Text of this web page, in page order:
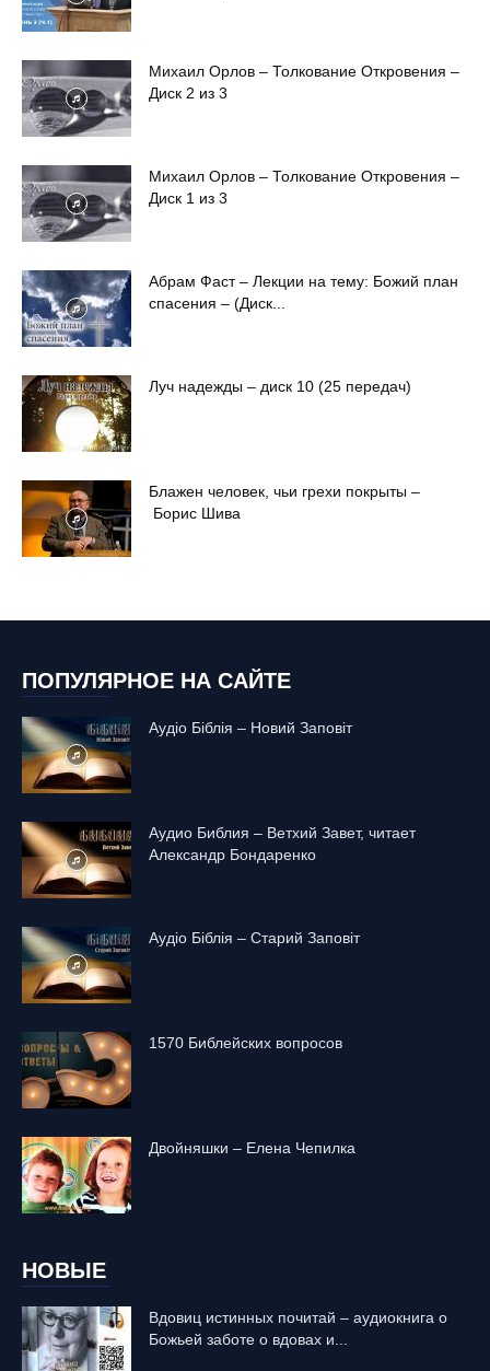
Михаил Орлов – Толкование Откровения –
Диск 2 из 3
Михаил Орлов – Толкование Откровения –
Диск 1 из 3
Абрам Фаст – Лекции на тему: Божий план
спасения – (Диск...
Луч надежды – диск 10 (25 передач)
Блажен человек, чьи грехи покрыты –
Борис Шива
ПОПУЛЯРНОЕ НА САЙТЕ
Аудіо Біблія – Новий Заповіт
Аудио Библия – Ветхий Завет, читает
Александр Бондаренко
Аудіо Біблія – Старий Заповіт
1570 Библейских вопросов
Двойняшки – Елена Чепилка
НОВЫЕ
Вдовиц истинных почитай – аудиокнига о
Божьей заботе о вдовах и...